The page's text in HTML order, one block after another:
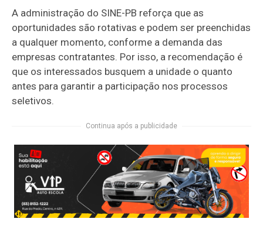
A administração do SINE-PB reforça que as
oportunidades são rotativas e podem ser preenchidas
a qualquer momento, conforme a demanda das
empresas contratantes. Por isso, a recomendação é
que os interessados busquem a unidade o quanto
antes para garantir a participação nos processos
seletivos.
Continua após a publicidade